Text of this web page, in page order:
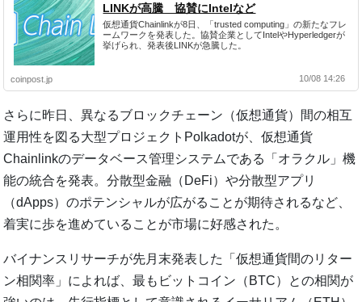
LINKが高騰 協賛にIntelなど
仮想通貨Chainlinkが8日、「trusted computing」の新たなフレ
ームワークを発表した。協賛企業としてIntelやHyperledgerが
挙げられ、発表後LINKが急騰した。
coinpost.jp 10/08 14:26
さらに昨日、異なるブロックチェーン（仮想通貨）間の相互
運用性を図る大型プロジェクトPolkadotが、仮想通貨
Chainlinkのデータベース管理システムである「オラクル」機
能の統合を発表。分散型金融（DeFi）や分散型アプリ
（dApps）のポテンシャルが広がることが期待されるなど、
着実に歩を進めていることが市場に好感された。
バイナンスリサーチが先月末発表した「仮想通貨間のリター
ン相関率」によれば、最もビットコイン（BTC）との相関が